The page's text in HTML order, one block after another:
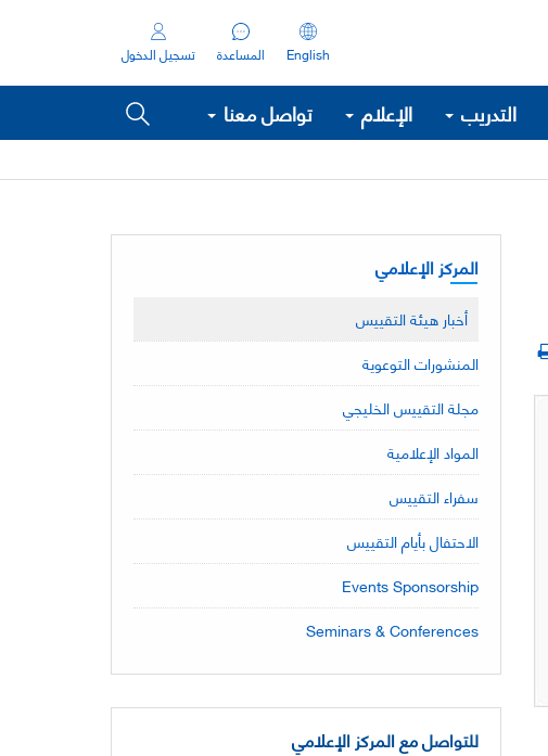
English المساعدة تسجيل الدخول
التدريب الإعلام تواصل معنا
المركز الإعلامي
أخبار هيئة التقييس
المنشورات التوعوية
مجلة التقييس الخليجي
المواد الإعلامية
سفراء التقييس
الاحتفال بأيام التقييس
Events Sponsorship
Seminars & Conferences
للتواصل مع المركز الإعلامي